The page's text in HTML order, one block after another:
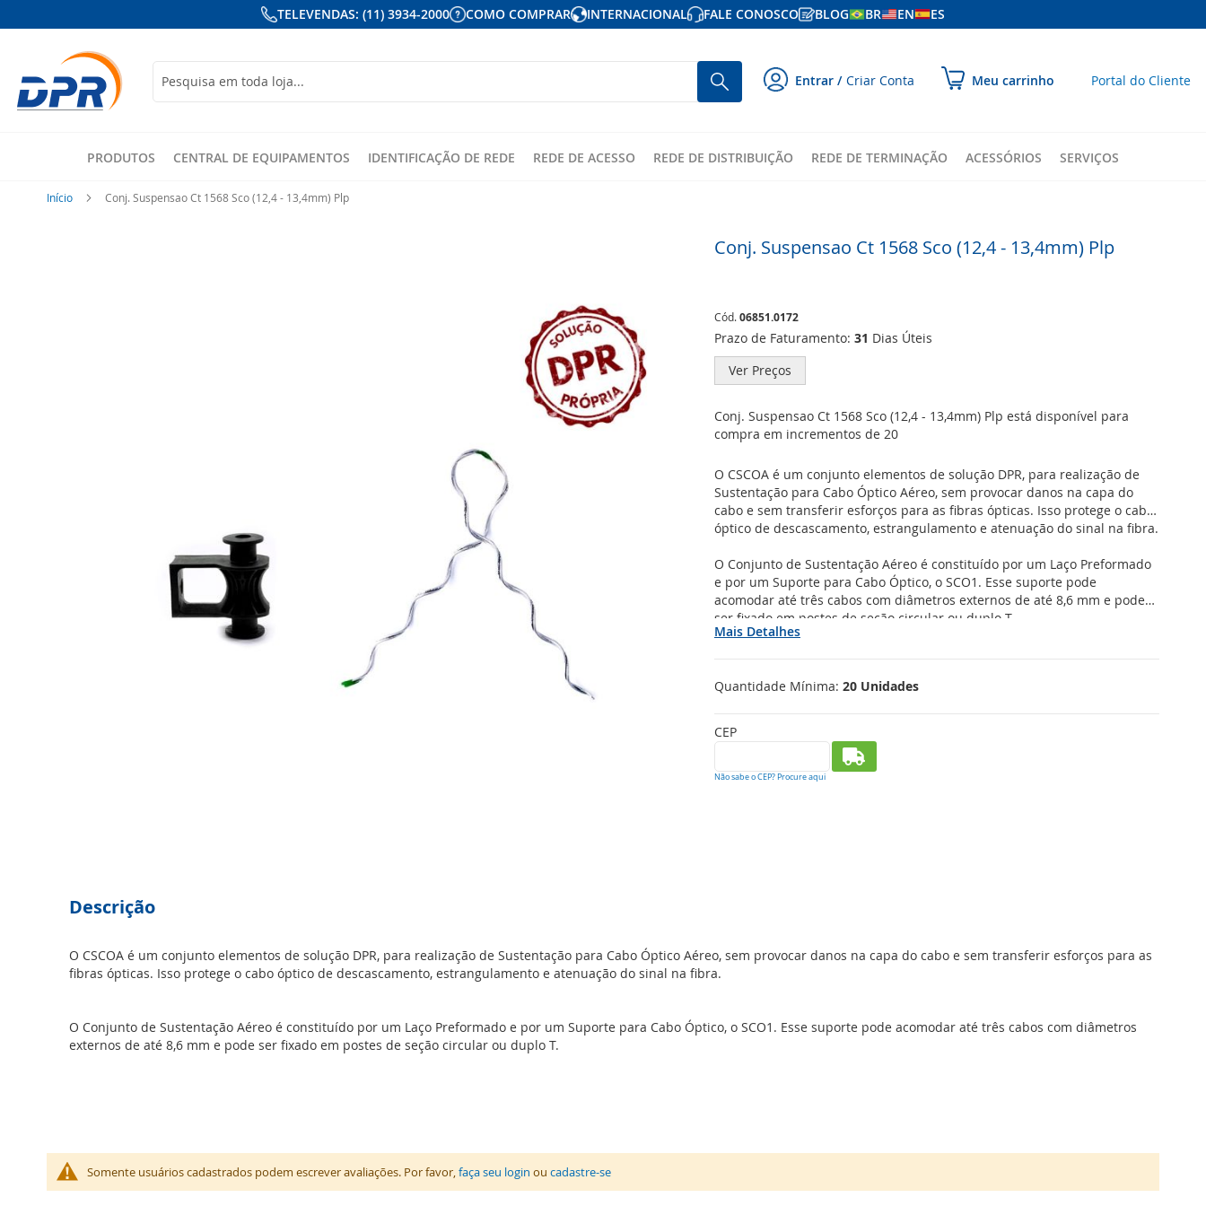
TELEVENDAS: (11) 3934-2000 COMO COMPRAR INTERNACIONAL FALE CONOSCO BLOG BR EN ES
Busca
Busca
Pular
Entrar Criar Conta Meu carrinho Portal do Cliente
PRODUTOS CENTRAL DE EQUIPAMENTOS IDENTIFICAÇÃO DE REDE REDE DE ACESSO REDE DE DISTRIBUIÇÃO REDE DE TERMINAÇÃO ACESSÓRIOS SERVIÇOS
Início Conj. Suspensao Ct 1568 Sco (12,4 - 13,4mm) Plp
Conj. Suspensao Ct 1568 Sco (12,4 - 13,4mm) Plp
Cód.06851.0172
Prazo de Faturamento: 31 Dias Úteis
Ver Preços
Conj. Suspensao Ct 1568 Sco (12,4 - 13,4mm) Plp está disponível para
compra em incrementos de 20
CEP
Não sabe o CEP? Procure aqui
O CSCOA é um conjunto elementos de solução DPR, para realização de
Sustentação para Cabo Óptico Aéreo, sem provocar danos na capa do
cabo e sem transferir esforços para as fibras ópticas. Isso protege o cabo
óptico de descascamento, estrangulamento e atenuação do sinal na fibra.
O Conjunto de Sustentação Aéreo é constituído por um Laço Preformado
e por um Suporte para Cabo Óptico, o SCO1. Esse suporte pode
acomodar até três cabos com diâmetros externos de até 8,6 mm e pode
ser fixado em postes de seção circular ou duplo T.
Mais Detalhes
Quantidade Mínima: 20 Unidades
para
Galeria
Descrição
O CSCOA é um conjunto elementos de solução DPR, para realização de Sustentação para Cabo Óptico Aéreo, sem provocar danos na capa do cabo e sem transferir esforços para as
fibras ópticas. Isso protege o cabo óptico de descascamento, estrangulamento e atenuação do sinal na fibra.
O Conjunto de Sustentação Aéreo é constituído por um Laço Preformado e por um Suporte para Cabo Óptico, o SCO1. Esse suporte pode acomodar até três cabos com diâmetros
externos de até 8,6 mm e pode ser fixado em postes de seção circular ou duplo T.
Somente usuários cadastrados podem escrever avaliações. Por favor,faça seu login ou cadastre-se